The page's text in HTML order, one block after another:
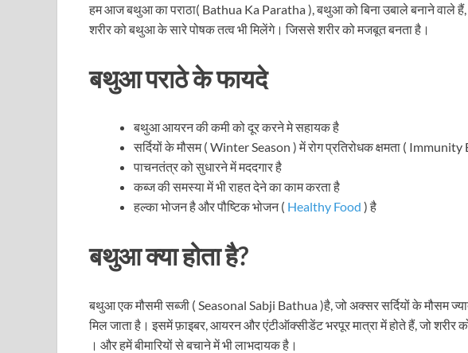
हम आज बथुआ का पराठा( Bathua Ka Paratha ), बथुआ को बिना उबाले बनाने वाले
शरीर को बथुआ के सारे पोषक तत्व भी मिलेंगे। जिससे शरीर को मजबूत बनता है।
बथुआ पराठे के फायदे
बथुआ आयरन की कमी को दूर करने मे सहायक है
सर्दियों के मौसम ( Winter Season ) में रोग प्रतिरोधक क्षमता ( Immunity
पाचनतंत्र को सुधारने में मददगार है
कब्ज की समस्या में भी राहत देने का काम करता है
हल्का भोजन है और पौष्टिक भोजन ( Healthy Food ) है
बथुआ क्या होता है?
बथुआ एक मौसमी सब्जी ( Seasonal Sabji Bathua )है, जो अक्सर सर्दियों के मौसम
मिल जाता है। इसमें फ़ाइबर, आयरन और एंटीऑक्सीडेंट भरपूर मात्रा में होते हैं, जो शरीर
। और हमें बीमारियों से बचाने में भी लाभदायक है।